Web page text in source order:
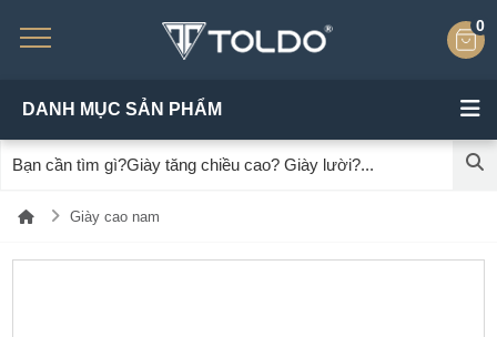
0
DANH MỤC SẢN PHẨM
Giày cao nam